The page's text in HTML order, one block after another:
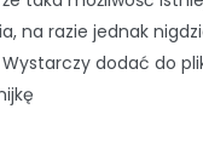
na razie jednak
dodać do